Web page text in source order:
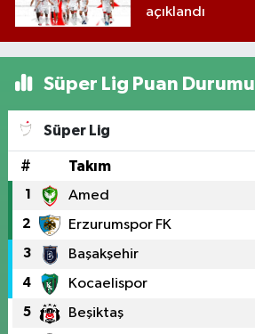
açıklandı
Süper Lig Puan Durumu
Süper Lig
# Takım
1 Amed
2 Erzurumspor FK
3 Başakşehir
4 Kocaelispor
5 Beşiktaş